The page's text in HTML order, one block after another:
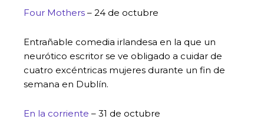
Four Mothers – 24 de octubre
Entrañable comedia irlandesa en la que un
neurótico escritor se ve obligado a cuidar de
cuatro excéntricas mujeres durante un fin de
semana en Dublín.
En la corriente – 31 de octubre